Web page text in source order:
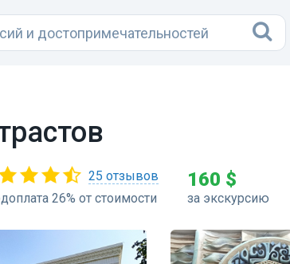
25 отзывов
26% от стоимости
160 $
за экскурсию